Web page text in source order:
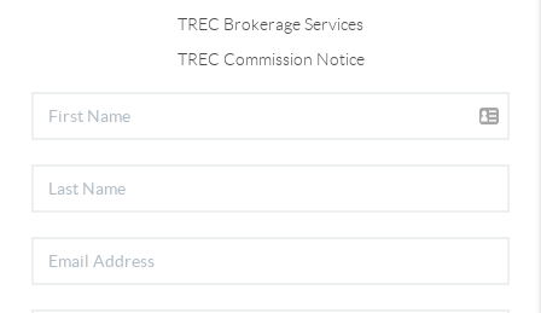
TREC Brokerage Services
TREC Commission Notice